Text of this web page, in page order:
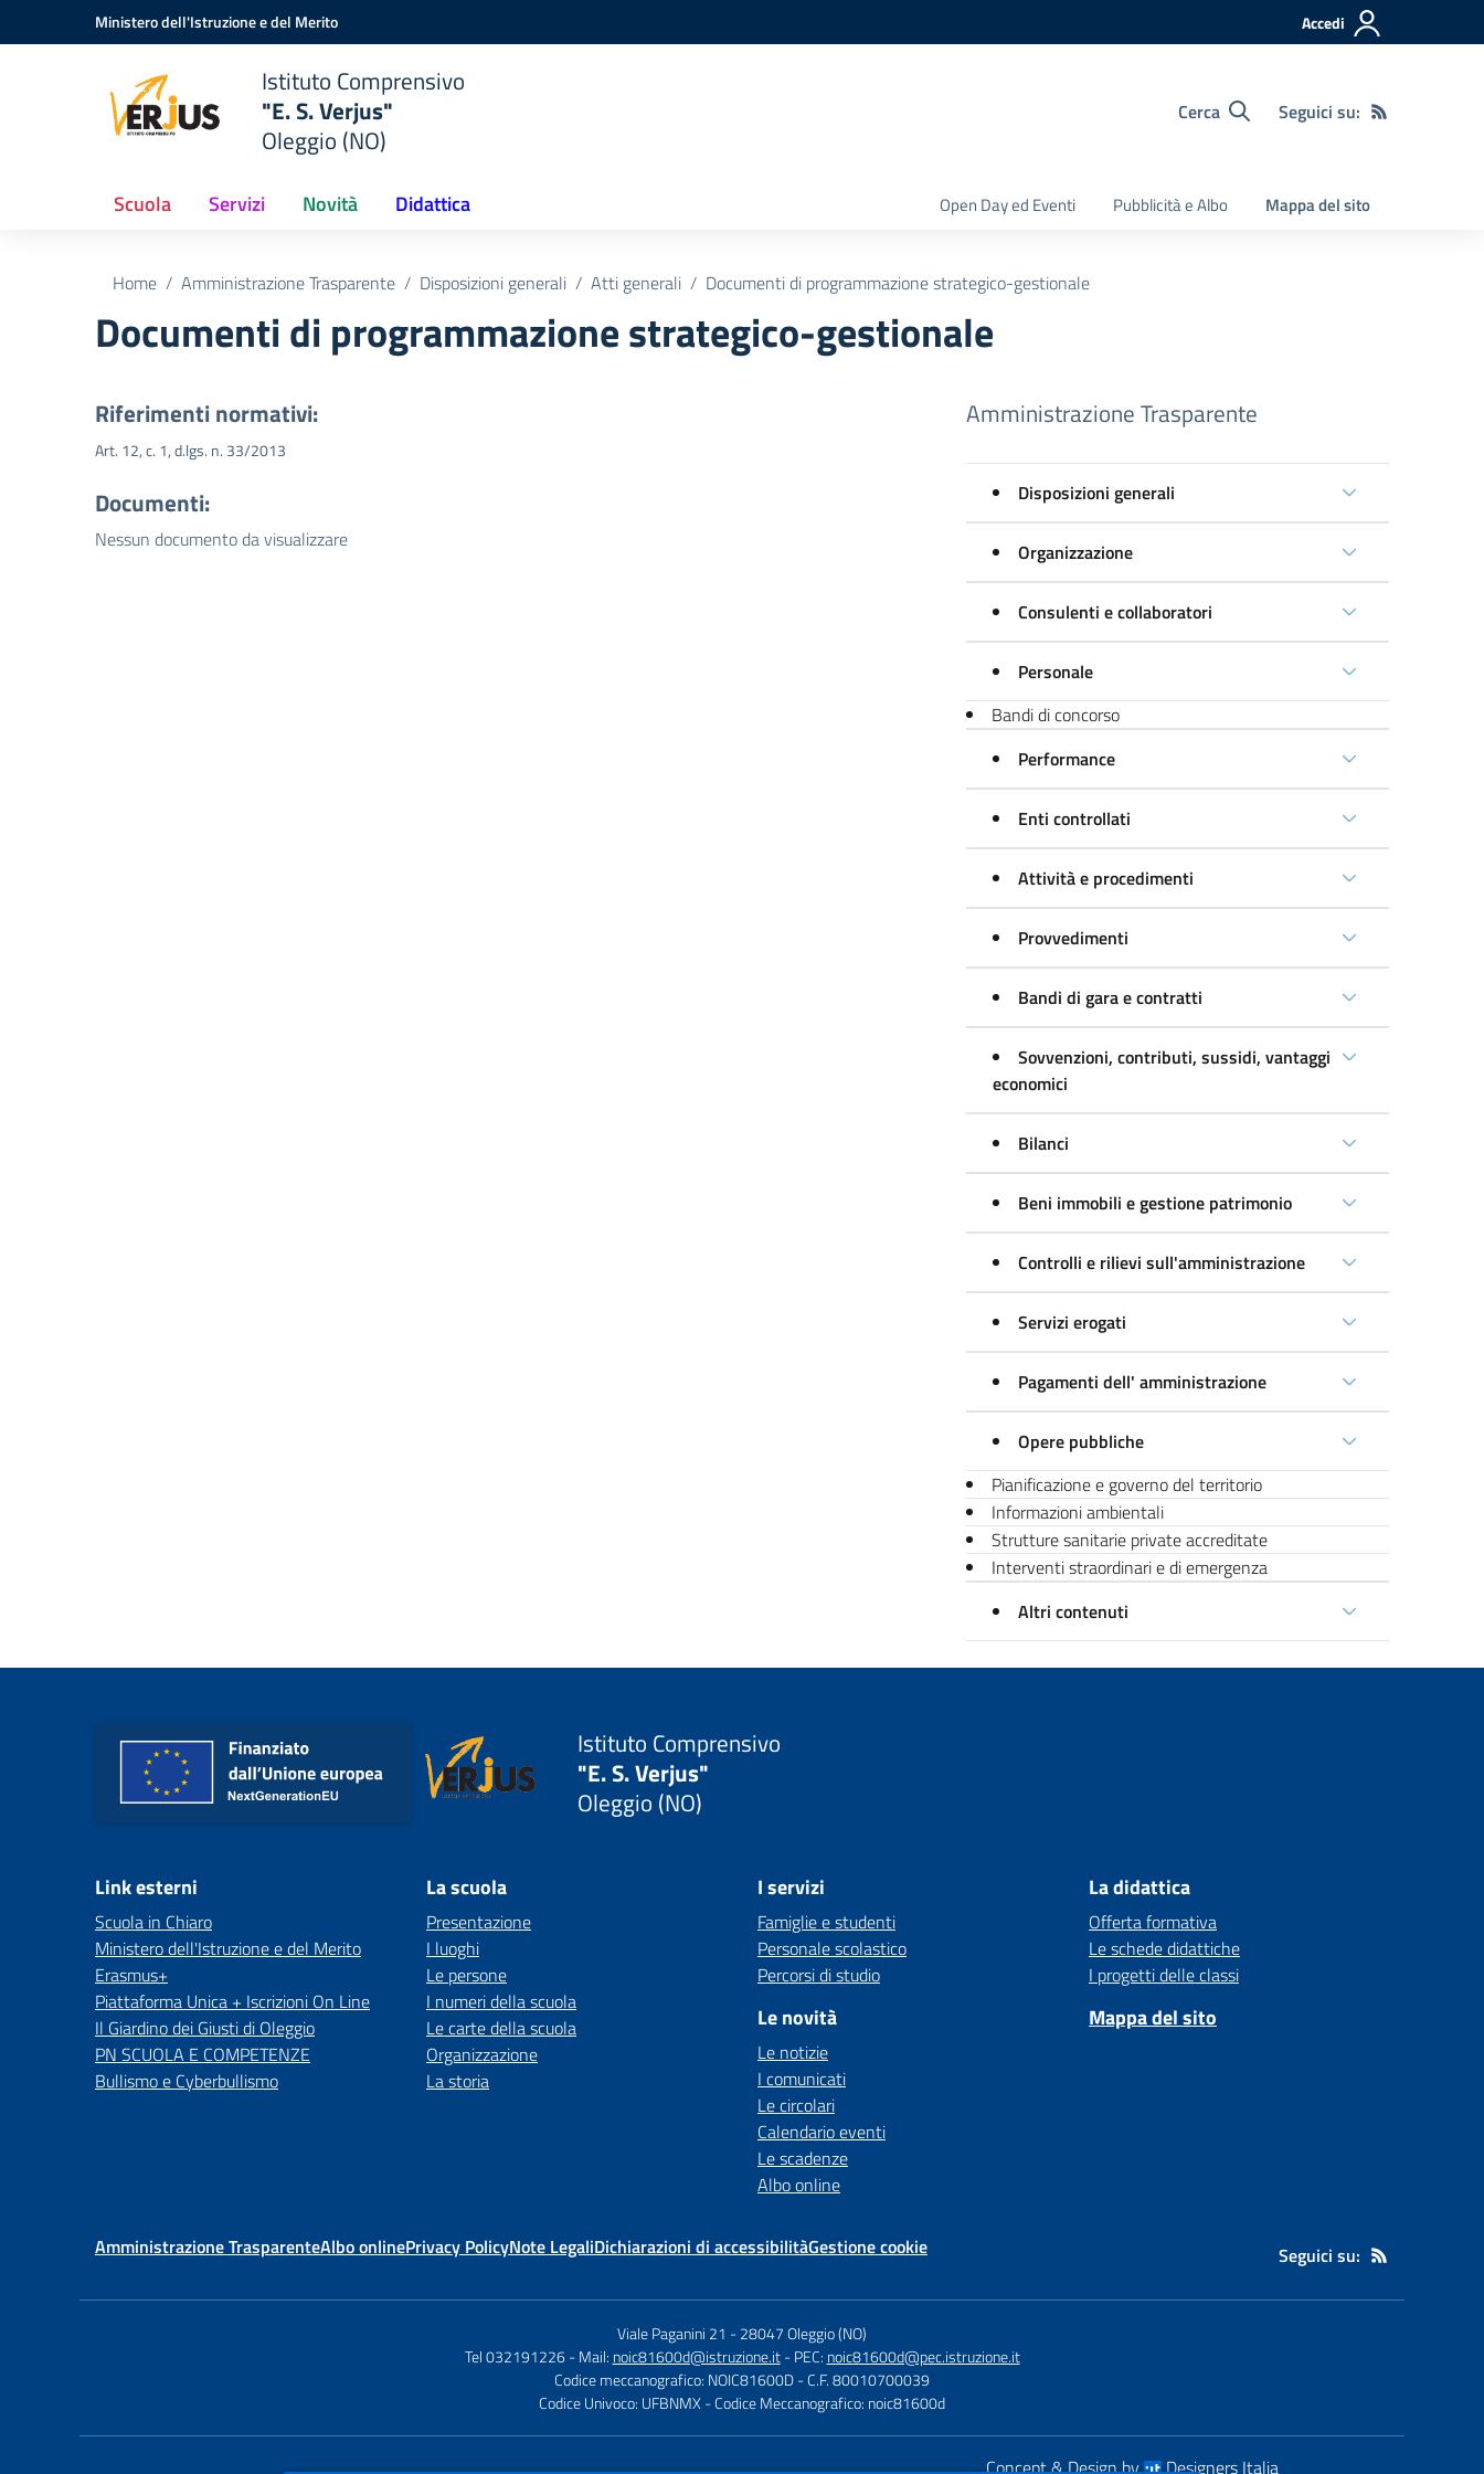
Vai ai contenuti
Vai al menu di navigazioneMinistero dell'Istruzione e del Merito Accedi
Istituto Comprensivo
"E. S. Verjus"
Oleggio (NO)
Cerca Seguici su:
Scuola Servizi Novità Didattica Open Day ed Eventi Pubblicità e Albo Mappa del sito
Home Amministrazione Trasparente Disposizioni generali Atti generali Documenti di programmazione strategico-gestionale
Documenti di programmazione strategico-gestionale
Riferimenti normativi:
Art. 12, c. 1, d.lgs. n. 33/2013
Documenti:
Nessun documento da visualizzare
Amministrazione Trasparente
Disposizioni generali
Organizzazione
Consulenti e collaboratori
Personale
Bandi di concorso
Performance
Enti controllati
Attività e procedimenti
Provvedimenti
Bandi di gara e contratti
Sovvenzioni, contributi, sussidi, vantaggi
economici
Bilanci
Beni immobili e gestione patrimonio
Controlli e rilievi sull'amministrazione
Servizi erogati
Pagamenti dell' amministrazione
Opere pubbliche
Pianificazione e governo del territorio
Informazioni ambientali
Strutture sanitarie private accreditate
Interventi straordinari e di emergenza
Altri contenuti
Istituto Comprensivo
"E. S. Verjus"
Oleggio (NO)
Link esterni
Scuola in Chiaro
Ministero dell'Istruzione e del Merito
Erasmus+
Piattaforma Unica + Iscrizioni On Line
Il Giardino dei Giusti di Oleggio
PN SCUOLA E COMPETENZE
Bullismo e Cyberbullismo
La scuola
Presentazione
I luoghi
Le persone
I numeri della scuola
Le carte della scuola
Organizzazione
La storia
I servizi
Famiglie e studenti
Personale scolastico
Percorsi di studio
Le novità
Le notizie
I comunicati
Le circolari
Calendario eventi
Le scadenze
Albo online
La didattica
Offerta formativa
Le schede didattiche
I progetti delle classi
Mappa del sito
Amministrazione TrasparenteAlbo onlinePrivacy PolicyNote LegaliDichiarazioni di accessibilitàGestione cookie Seguici su:
Viale Paganini 21 -28047 Oleggio (NO)
Tel 032191226 - Mail: noic81600d@istruzione.it - PEC: noic81600d@pec.istruzione.it
Codice meccanografico: NOIC81600D- C.F. 80010700039
Codice Univoco: UFBNMX- Codice Meccanografico: noic81600d
Concept & Design by Designers Italia